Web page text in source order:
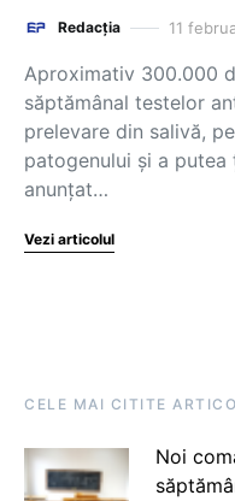
Redacția 11
Aproximativ 300.000
săptămânal testelor
prelevare din salivă,
patogenului şi a putea
anunţat…
Vezi articolul
CELE MAI CITITE
Noi